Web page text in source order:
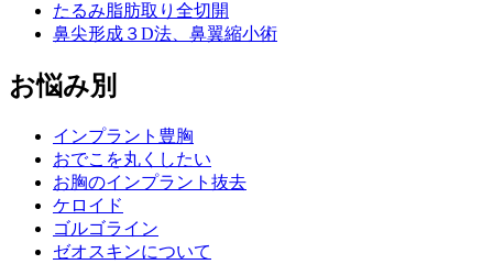
たるみ脂肪取り全切開
鼻尖形成３D法、鼻翼縮小術
お悩み別
インプラント豊胸
おでこを丸くしたい
お胸のインプラント抜去
ケロイド
ゴルゴライン
ゼオスキンについて